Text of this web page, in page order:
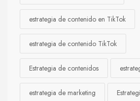
estrategia de contenido en TikTok
estrategia de contenido TikTok
Estrategia de contenidos
estrategia de marketing